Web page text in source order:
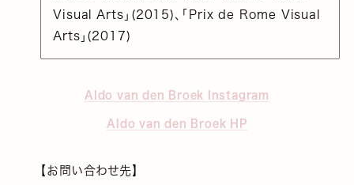
Visual Arts」(2015)、「Prix de Rome Visual
Arts」(2017)
Aldo van den Broek Instagram
Aldo van den Broek HP
【お問い合わせ先】